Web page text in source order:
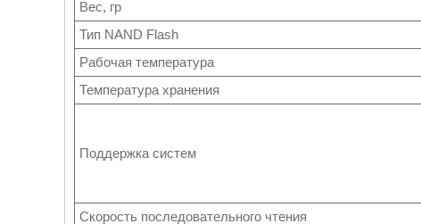
Вес, гр
Тип NAND Flash
Рабочая температура
Температура хранения
Поддержка систем
Скорость последовательного чтения